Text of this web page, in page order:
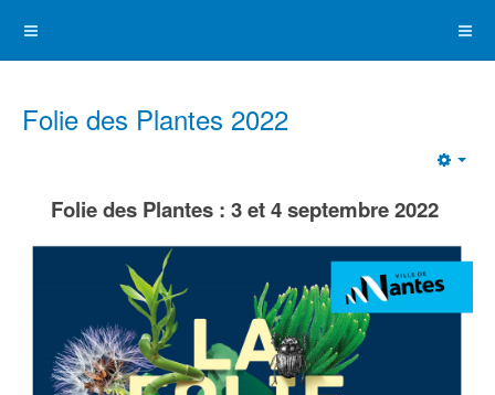
Folie des Plantes 2022
Folie des Plantes : 3 et 4 septembre 2022